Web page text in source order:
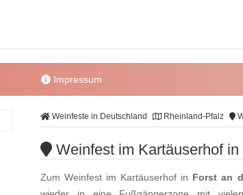
Impressum
Weinfeste in Deutschland Rheinland-Pfalz
Weinfest im Kartäuserhof
Zum Weinfest im Kartäuserhof in Forst an